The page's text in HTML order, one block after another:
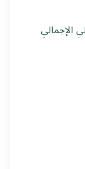
الإجمالي